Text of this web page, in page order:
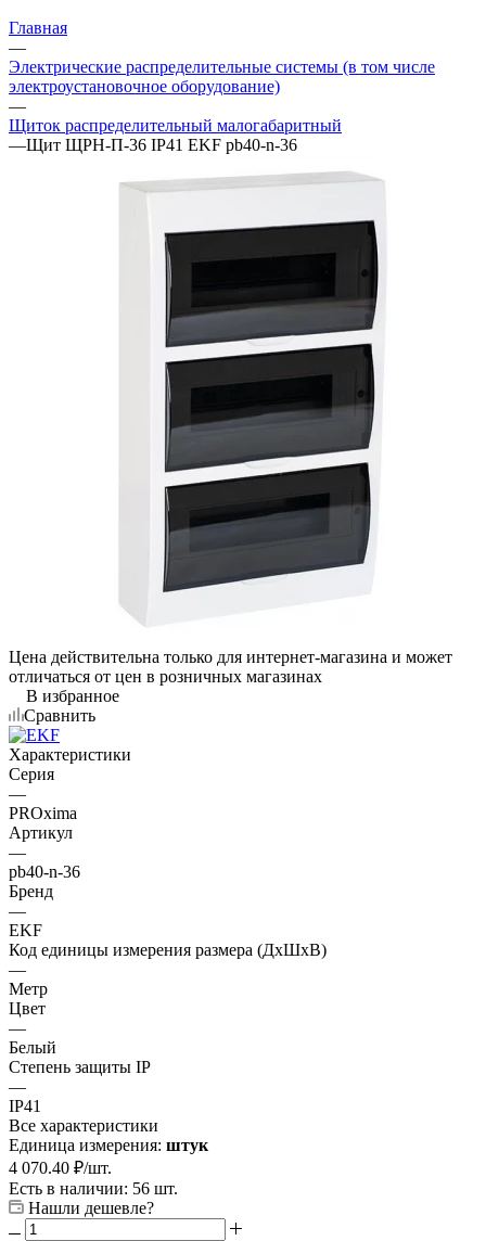
Главная
—
Электрические распределительные системы (в том числе
электроустановочное оборудование)
—
Щиток распределительный малогабаритный
—Щит ЩРН-П-36 IP41 EKF pb40-n-36
Цена действительна только для интернет-магазина и может
отличаться от цен в розничных магазинах
В избранное
Сравнить
Характеристики
Серия
—
PROxima
Артикул
—
pb40-n-36
Бренд
—
EKF
Код единицы измерения размера (ДхШхВ)
—
Метр
Цвет
—
Белый
Степень защиты IP
—
IP41
Все характеристики
Единица измерения: штук
4 070.40 ₽/шт.
Есть в наличии: 56 шт.
Нашли дешевле?